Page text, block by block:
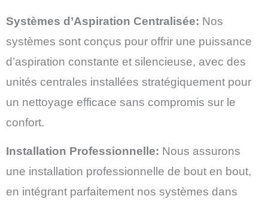
Systèmes d’Aspiration Centralisée: Nos
systèmes sont conçus pour offrir une puissance
d’aspiration constante et silencieuse, avec des
unités centrales installées stratégiquement pour
un nettoyage efficace sans compromis sur le
confort.
Installation Professionnelle: Nous assurons
une installation professionnelle de bout en bout,
en intégrant parfaitement nos systèmes dans